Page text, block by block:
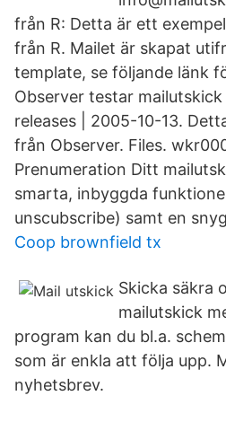
från R: Detta är ett
från R. Mailet är skapat
template, se följande länk
Observer testar
releases | 2005-10-13.
från Observer. Files.
Prenumeration Ditt
smarta, inbyggda
unscubscribe) samt en
Coop brownfield tx
Skicka säkra
mailutskick
program kan du bl.a.
som är enkla att följa upp.
nyhetsbrev.